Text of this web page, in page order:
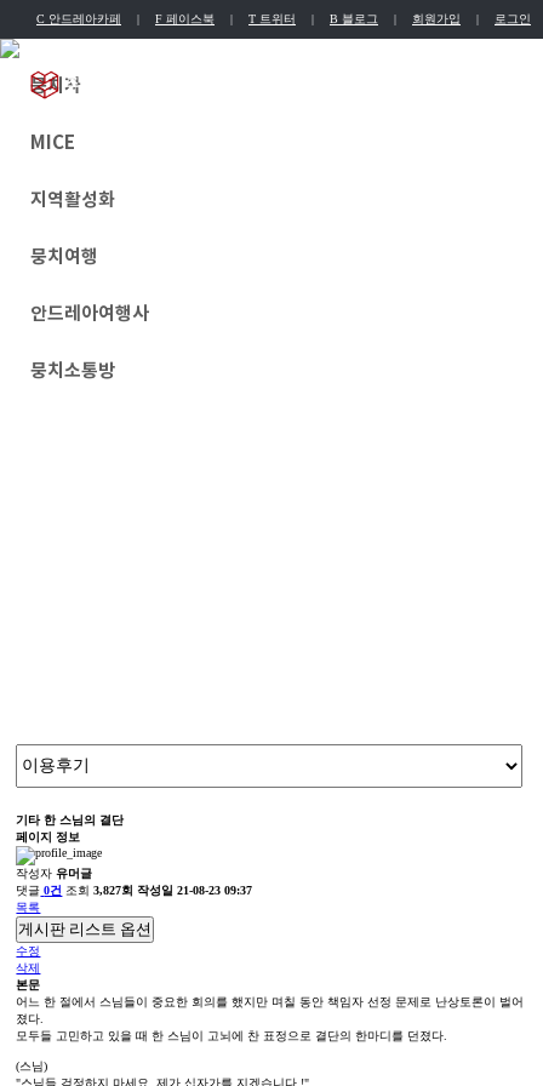
C 안드레아카페 | F 페이스북 | T 트위터 | B 블로그 | 회원가입 | 로그인
뭉치자
MICE
지역활성화
뭉치여행
안드레아여행사
뭉치소통방
기타 한 스님의 결단
페이지 정보
작성자 유머글
댓글 0건 조회 3,827회 작성일 21-08-23 09:37
목록
게시판 리스트 옵션
수정
삭제
본문
어느 한 절에서 스님들이 중요한 회의를 했지만 며칠 동안 책임자 선정 문제로 난상토론이 벌어
졌다.
모두들 고민하고 있을 때 한 스님이 고뇌에 찬 표정으로 결단의 한마디를 던졌다.
(스님)
"스님들 걱정하지 마세요. 제가 십자가를 지겠습니다.!"